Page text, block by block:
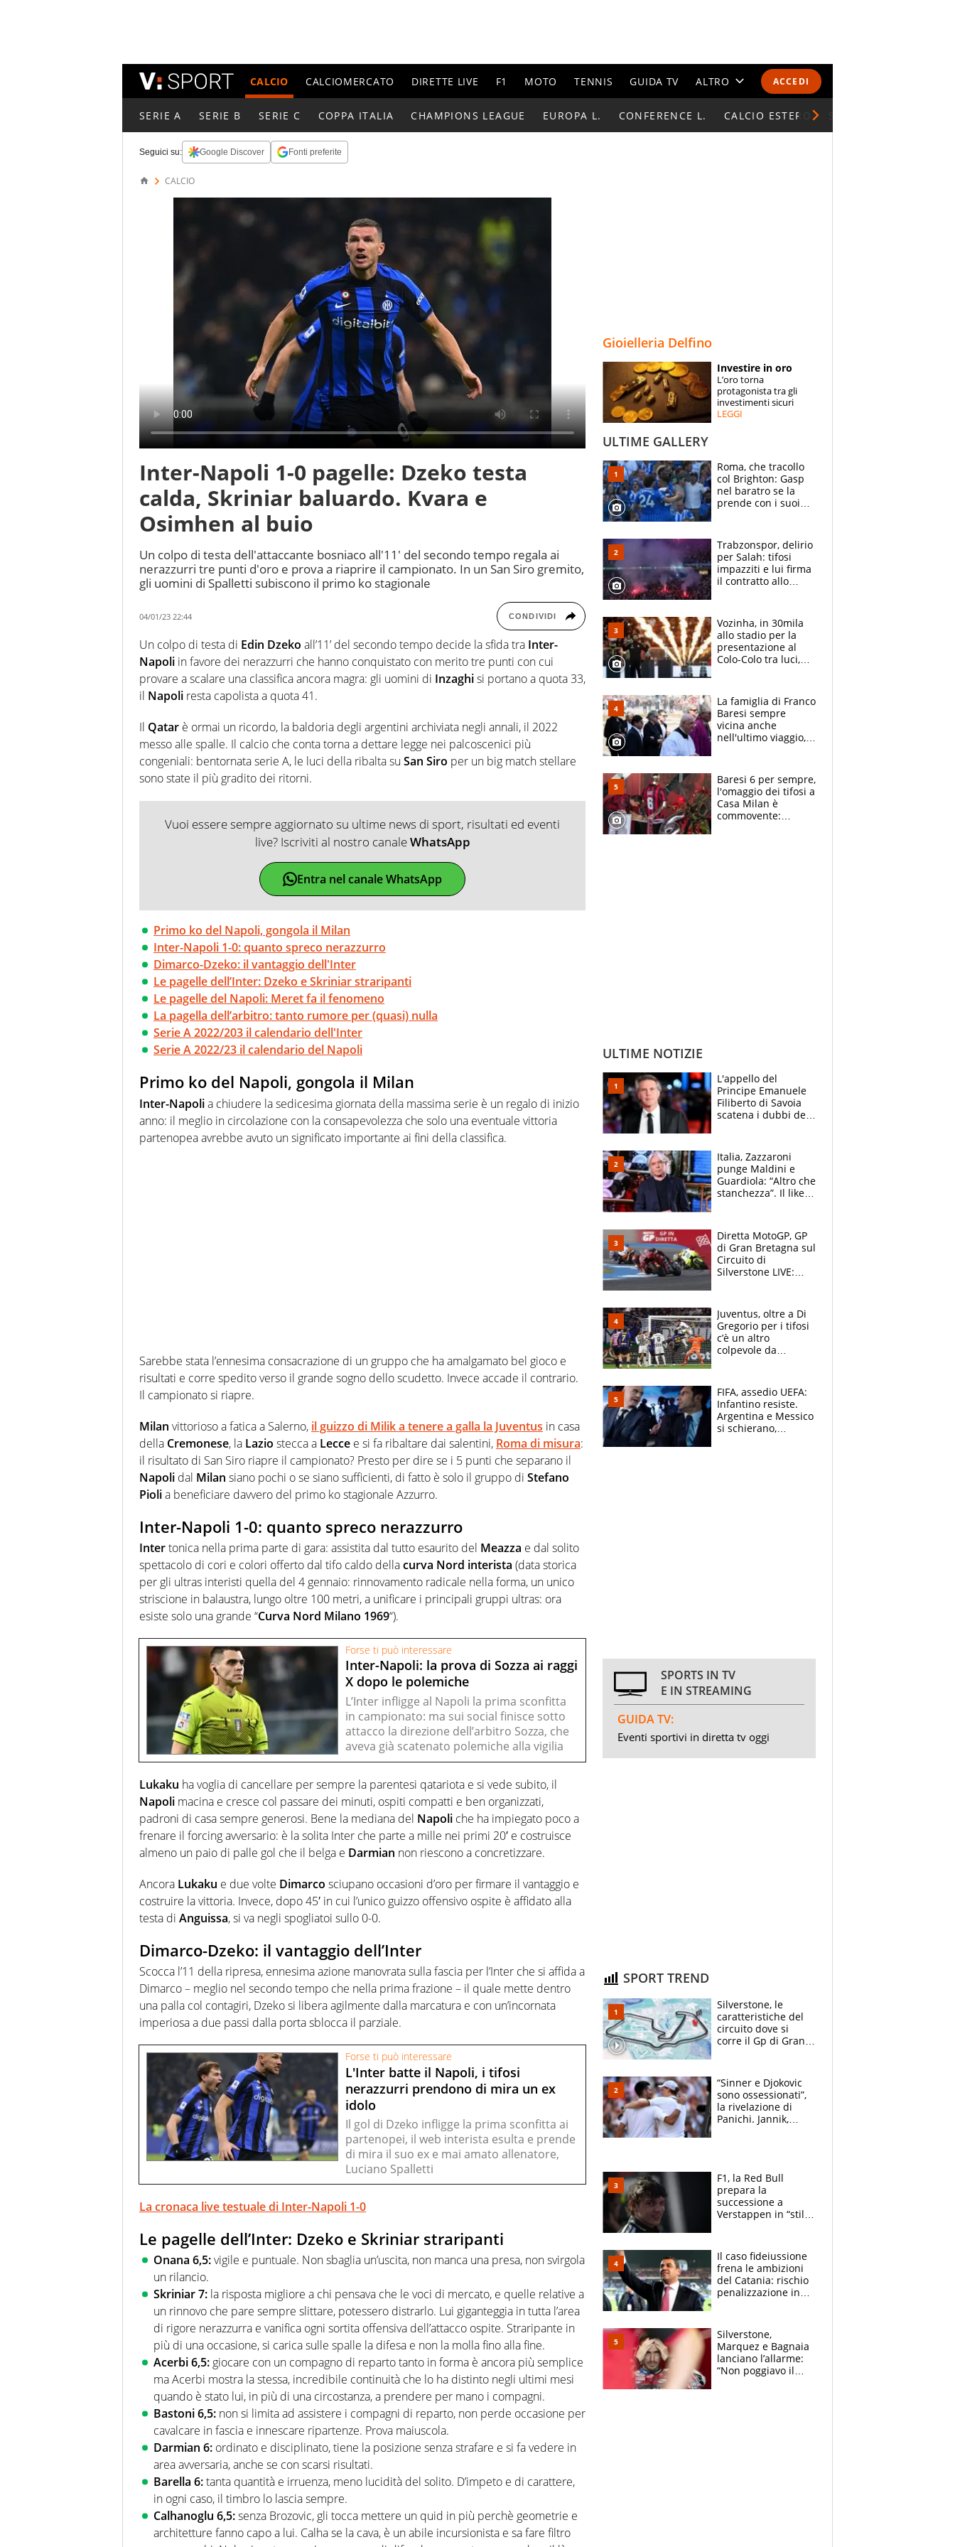
ACCEDI
CALCIO CALCIOMERCATO DIRETTE LIVE F1 MOTO TENNIS GUIDA TV ALTRO
CALENDARI E CLASSIFICHE
ESPERTI
CONTATTI
SERIE A SERIE B SERIE C COPPA ITALIA CHAMPIONS LEAGUE EUROPA L. CONFERENCE L. CALCIO ESTERO
Seguici su: Google Discover Fonti preferite
CALCIO
Inter-Napoli 1-0 pagelle: Dzeko testa
calda, Skriniar baluardo. Kvara e
Osimhen al buio
Un colpo di testa dell'attaccante bosniaco all'11' del secondo tempo regala ai
nerazzurri tre punti d'oro e prova a riaprire il campionato. In un San Siro gremito,
gli uomini di Spalletti subiscono il primo ko stagionale
04/01/23 22:44 CONDIVIDI
Un colpo di testa di Edin Dzeko all’11’ del secondo tempo decide la sfida tra Inter-
Napoli in favore dei nerazzurri che hanno conquistato con merito tre punti con cui
provare a scalare una classifica ancora magra: gli uomini di Inzaghisi portano a quota 33,
il Napoli resta capolista a quota 41.
Il Qatar è ormai un ricordo, la baldoria degli argentini archiviata negli annali, il 2022
messo alle spalle. Il calcio che conta torna a dettare legge nei palcoscenici più
congeniali: bentornata serie A, le luci della ribalta su San Siro per un big match stellare
sono state il più gradito dei ritorni.
Vuoi essere sempre aggiornato su ultime news di sport, risultati ed eventi
live? Iscriviti al nostro canaleWhatsApp
Entra nel canale WhatsApp
Primo ko del Napoli, gongola il Milan
Inter-Napoli 1-0: quanto spreco nerazzurro
Dimarco-Dzeko: il vantaggio dell'Inter
Le pagelle dell’Inter: Dzeko e Skriniar straripanti
Le pagelle del Napoli: Meret fa il fenomeno
La pagella dell’arbitro: tanto rumore per (quasi) nulla
Serie A 2022/203 il calendario dell'Inter
Serie A 2022/23 il calendario del Napoli
Primo ko del Napoli, gongola il Milan
Inter-Napolia chiudere la sedicesima giornata della massima serie è un regalo di inizio
anno: il meglio in circolazione con la consapevolezza che solo una eventuale vittoria
partenopea avrebbe avuto un significato importante ai fini della classifica.
Sarebbe stata l’ennesima consacrazione di un gruppo che ha amalgamato bel gioco e
risultati e corre spedito verso il grande sogno dello scudetto. Invece accade il contrario.
Il campionato si riapre.
Milan vittorioso a fatica a Salerno, il guizzo di Milik a tenere a galla la Juventus in casa
della Cremonese, la Lazio stecca a Lecce e si fa ribaltare dai salentini, Roma di misura:
il risultato di San Siro riapre il campionato? Presto per dire se i 5 punti che separano il
Napoli dal Milan siano pochi o se siano sufficienti, di fatto è solo il gruppo di Stefano
Piolia beneficiare davvero del primo ko stagionale Azzurro.
Inter-Napoli 1-0: quanto spreco nerazzurro
Intertonica nella prima parte di gara: assistita dal tutto esaurito del Meazza e dal solito
spettacolo di cori e colori offerto dal tifo caldo dellacurva Nord interista (data storica
per gli ultras interisti quella del 4 gennaio: rinnovamento radicale nella forma, un unico
striscione in balaustra, lungo oltre 100 metri, a unificare i principali gruppi ultras: ora
esiste solo una grande “Curva Nord Milano 1969“).
Forse ti può interessare
Inter-Napoli: la prova di Sozza ai raggi
X dopo le polemiche
L’Inter infligge al Napoli la prima sconfitta
in campionato: ma sui social finisce sotto
attacco la direzione dell’arbitro Sozza, che
aveva già scatenato polemiche alla vigilia
Lukaku ha voglia di cancellare per sempre la parentesi qatariota e si vede subito, il
Napoli macina e cresce col passare dei minuti, ospiti compatti e ben organizzati,
padroni di casa sempre generosi. Bene la mediana del Napoli che ha impiegato poco a
frenare il forcing avversario: è la solita Inter che parte a mille nei primi 20′ e costruisce
almeno un paio di palle gol che il belga e Darmian non riescono a concretizzare.
Ancora Lukaku e due volte Dimarco sciupano occasioni d’oro per firmare il vantaggio e
costruire la vittoria. Invece, dopo 45′ in cui l’unico guizzo offensivo ospite è affidato alla
testa di Anguissa, si va negli spogliatoi sullo 0-0.
Dimarco-Dzeko: il vantaggio dell’Inter
Scocca l’11 della ripresa, ennesima azione manovrata sulla fascia per l’Inter che si affida a
Dimarco – meglio nel secondo tempo che nella prima frazione – il quale mette dentro
una palla col contagiri, Dzeko si libera agilmente dalla marcatura e con un’incornata
imperiosa a due passi dalla porta sblocca il parziale.
Forse ti può interessare
L'Inter batte il Napoli, i tifosi
nerazzurri prendono di mira un ex
idolo
Il gol di Dzeko infligge la prima sconfitta ai
partenopei, il web interista esulta e prende
di mira il suo ex e mai amato allenatore,
Luciano Spalletti
La cronaca live testuale di Inter-Napoli 1-0
Le pagelle dell’Inter: Dzeko e Skriniar straripanti
Onana 6,5:vigile e puntuale. Non sbaglia un’uscita, non manca una presa, non svirgola
un rilancio.
Skriniar 7: la risposta migliore a chi pensava che le voci di mercato, e quelle relative a
un rinnovo che pare sempre slittare, potessero distrarlo. Lui giganteggia in tutta l’area
di rigore nerazzurra e vanifica ogni sortita offensiva dell’attacco ospite. Straripante in
più di una occasione, si carica sulle spalle la difesa e non la molla fino alla fine.
Acerbi 6,5:giocare con un compagno di reparto tanto in forma è ancora più semplice
ma Acerbi mostra la stessa, incredibile continuità che lo ha distinto negli ultimi mesi
quando è stato lui, in più di una circostanza, a prendere per mano i compagni.
Bastoni 6,5: non si limita ad assistere i compagni di reparto, non perde occasione per
cavalcare in fascia e innescare ripartenze. Prova maiuscola.
Darmian 6: ordinato e disciplinato, tiene la posizione senza strafare e si fa vedere in
area avversaria, anche se con scarsi risultati.
Barella 6:tanta quantità e irruenza, meno lucidità del solito. D’impeto e di carattere,
in ogni caso, il timbro lo lascia sempre.
Calhanoglu 6,5:senza Brozovic, gli tocca mettere un quid in più perchè geometrie e
architetture fanno capo a lui. Calha se la cava, è un abile incursionista e sa fare filtro
Gioielleria Delfino
Investire in oro
L’oro torna
protagonista tra gli
investimenti sicuri
LEGGI
ULTIME GALLERY
Roma, che tracollo
col Brighton: Gasp
nel baratro se la
prende con i suoi
Trabzonspor, delirio
per Salah: tifosi
impazziti e lui firma
il contratto allo
Vozinha, in 30mila
allo stadio per la
presentazione al
Colo-Colo tra luci,
La famiglia di Franco
Baresi sempre
vicina anche
nell'ultimo viaggio,
circondati
dall'affetto dei tifosi
Baresi 6 per sempre,
l'omaggio dei tifosi a
Casa Milan è
commovente:
ULTIME NOTIZIE
L'appello del
Principe Emanuele
Filiberto di Savoia
scatena i dubbi dei
Italia, Zazzaroni
punge Maldini e
Guardiola: “Altro che
stanchezza”. Il like
Diretta MotoGP, GP
di Gran Bretagna sul
Circuito di
Silverstone LIVE:
Ducati in affanno
Juventus, oltre a Di
Gregorio per i tifosi
c’è un altro
colpevole da
FIFA, assedio UEFA:
Infantino resiste.
Argentina e Messico
si schierano,
SPORTS IN TV
E IN STREAMING
GUIDA TV:
Eventi sportivi in diretta tv oggi
SPORT TREND
Silverstone, le
caratteristiche del
circuito dove si
corre il Gp di Gran
“Sinner e Djokovic
sono ossessionati”,
la rivelazione di
Panichi. Jannik,
F1, la Red Bull
prepara la
successione a
Verstappen in “stile
attacco all’Italia
Il caso fideiussione
frena le ambizioni
del Catania: rischio
penalizzazione in
Silverstone,
Marquez e Bagnaia
lanciano l’allarme:
“Non poggiavo il